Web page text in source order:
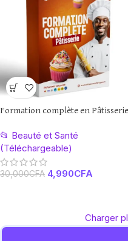
Formation complète en Pâtisserie
📂 Beauté et Santé
(Téléchargeable)
30,000CFA 4,990CFA
Charger